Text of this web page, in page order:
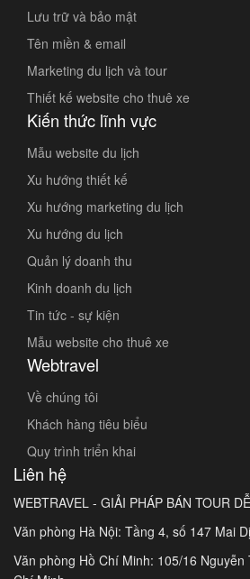
Lưu trữ và bảo mật
Tên miền & email
Marketing du lịch và tour
Thiết kế website cho thuê xe
Kiến thức lĩnh vực
Mẫu website du lịch
Xu hướng thiết kế
Xu hướng marketing du lịch
Xu hướng du lịch
Quản lý doanh thu
Kinh doanh du lịch
Tin tức - sự kiện
Mẫu website cho thuê xe
Webtravel
Về chúng tôi
Khách hàng tiêu biểu
Quy trình triển khai
Liên hệ
WEBTRAVEL - GIẢI PHÁP BÁN TOUR
Văn phòng Hà Nội: Tầng 4, số 147 Mai
Văn phòng Hồ Chí Minh: 105/16 Nguyễn